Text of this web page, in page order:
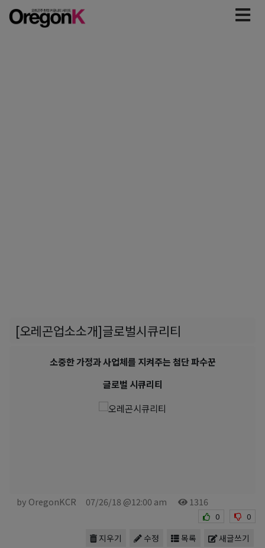
[오레곤업소소개]글로벌시큐리티
소중한 가정과 사업체를 지켜주는 첨단 파수꾼
글로벌 시큐리티
by OregonKCR 07/26/18 @12:00 am 1316
0 0
새글쓰기
목록
수정
지우기